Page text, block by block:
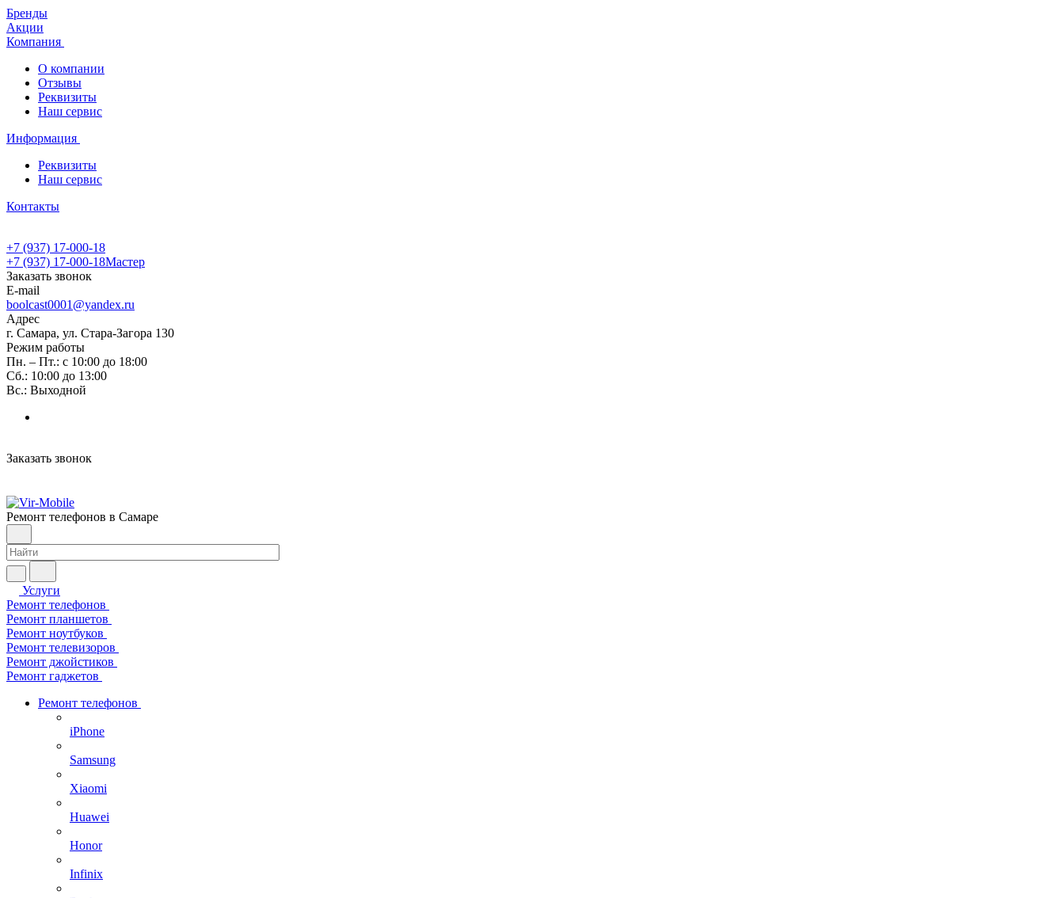
Бренды
Акции
Компания
О компании
Отзывы
Реквизиты
Наш сервис
Информация
Реквизиты
Наш сервис
Контакты
+7 (937) 17-000-18
+7 (937) 17-000-18Мастер
Заказать звонок
E-mail
boolcast0001@yandex.ru
Адрес
г. Самара, ул. Стара-Загора 130
Режим работы
Пн. – Пт.: с 10:00 до 18:00
Сб.: 10:00 до 13:00
Вс.: Выходной
Заказать звонок
Ремонт телефонов в Самаре
Услуги
Ремонт телефонов
Ремонт планшетов
Ремонт ноутбуков
Ремонт телевизоров
Ремонт джойстиков
Ремонт гаджетов
Ремонт телефонов
iPhone
Samsung
Xiaomi
Huawei
Honor
Infinix